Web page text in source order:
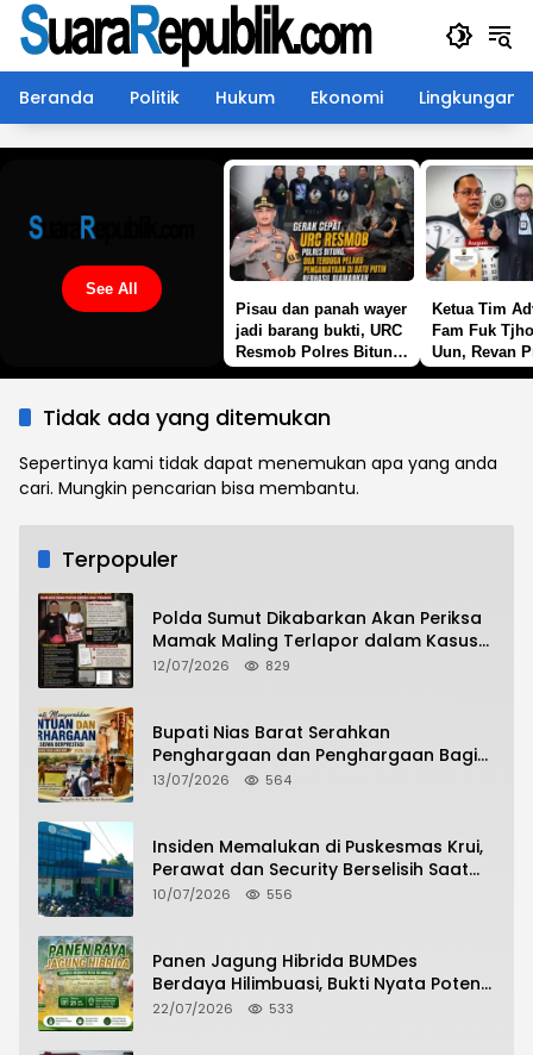
Langsung
konten
Beranda
Politik Hukum Ekonomi Lingkungan
See All
Pisau dan panah wayer
jadi barang bukti, URC
Resmob Polres Bitung
di batu putih
Ketua Tim
Fam Fuk
Uun, Revan
Tidak ada yang ditemukan
Sepertinya kami tidak dapat menemukan apa yang anda
cari. Mungkin pencarian bisa membantu.
Terpopuler
Polda Sumut Dikabarkan Akan Periksa
Mamak Maling Terlapor dalam Kasus
Dugaan Penipuan Bermodus Surat
12/07/2026 829
Bupati Nias Barat Serahkan
Penghargaan dan Penghargaan Bagi
Siswa Berprestasi Pada Pembukaan TA
13/07/2026 564
Insiden Memalukan di Puskesmas Krui,
Perawat dan Security Berselisih Saat
Pelayanan Pasien Berlangsung
10/07/2026 556
Panen Jagung Hibrida BUMDes
Berdaya Hilimbuasi, Bukti Nyata Potensi
Pertanian Desa
22/07/2026 533